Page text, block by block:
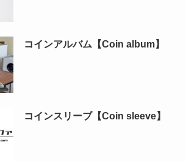
コインアルバム【Coin album】
コインスリーブ【Coin sleeve】